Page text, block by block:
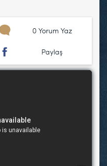
0 Yorum Yaz
Paylaş